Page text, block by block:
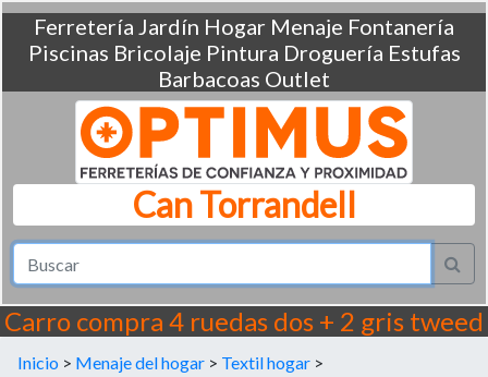
Ferretería Jardín Hogar Menaje Fontanería
Piscinas Bricolaje Pintura Droguería Estufas
Barbacoas Outlet
Can Torrandell
Carro compra 4 ruedas dos + 2 gris tweed
Inicio > Menaje del hogar > Textil hogar >